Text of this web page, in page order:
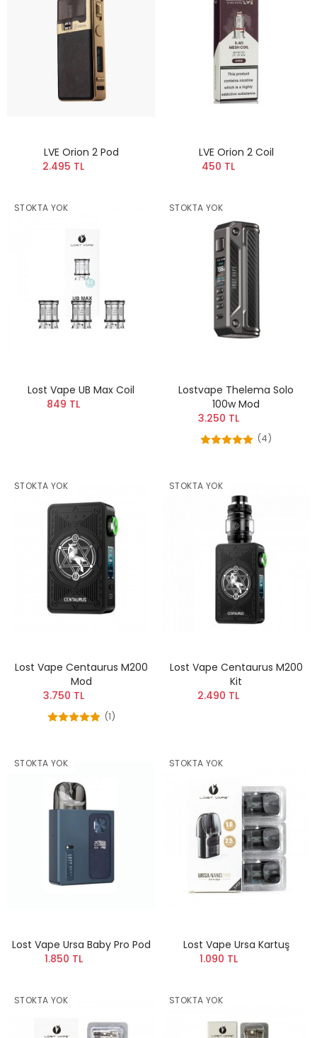
LVE Orion 2 Pod
2.495 TL
LVE Orion 2 Coil
450 TL
STOKTA YOK
Lost Vape UB Max Coil
849 TL
STOKTA YOK
Lostvape Thelema Solo
100w Mod
3.250 TL
(4)
STOKTA YOK
Lost Vape Centaurus M200
Mod
3.750 TL
(1)
STOKTA YOK
Lost Vape Centaurus M200
Kit
2.490 TL
STOKTA YOK
Lost Vape Ursa Baby Pro Pod
1.850 TL
STOKTA YOK
Lost Vape Ursa Kartuş
1.090 TL
STOKTA YOK STOKTA YOK